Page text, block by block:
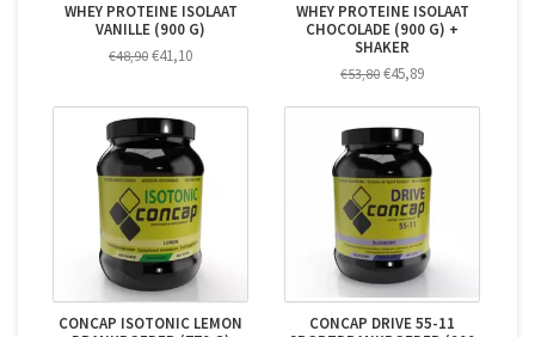
WHEY PROTEINE ISOLAAT
VANILLE (900 G)
€48,90 €41,10
WHEY PROTEINE ISOLAAT
CHOCOLADE (900 G) +
SHAKER
€53,80 €45,89
CONCAP ISOTONIC LEMON
CONCAP DRIVE 55-11